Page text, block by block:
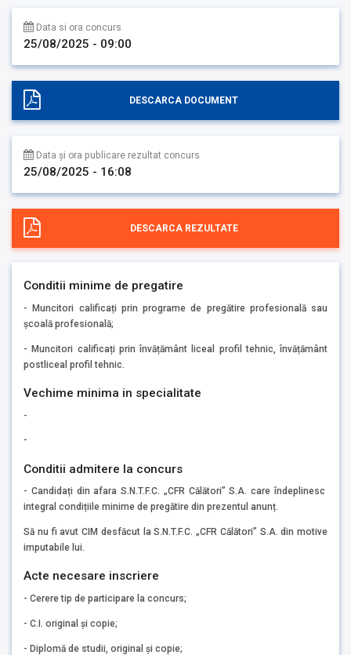
Data si ora concurs
25/08/2025 - 09:00
DESCARCA DOCUMENT
Data și ora publicare rezultat concurs
25/08/2025 - 16:08
DESCARCA REZULTATE
Conditii minime de pregatire
- Muncitori calificați prin programe de pregătire profesională sau
școală profesională;
- Muncitori calificați prin învățământ liceal profil tehnic, învățământ
postliceal profil tehnic.
Vechime minima in specialitate
-
-
Conditii admitere la concurs
- Candidați din afara S.N.T.F.C. „CFR Călători” S.A. care îndeplinesc
integral condițiile minime de pregătire din prezentul anunț.
Să nu fi avut CIM desfăcut la S.N.T.F.C. „CFR Călători” S.A. din motive
imputabile lui.
Acte necesare inscriere
- Cerere tip de participare la concurs;
- C.I. original și copie;
- Diplomă de studii, original și copie;